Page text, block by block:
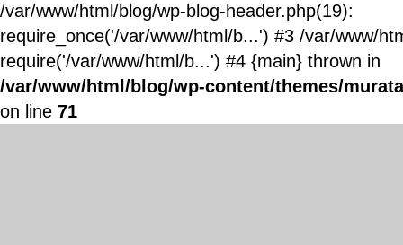
/var/www/html/blog/wp-blog-header.php(19):
require_once('/var/www/html/b...') #3 /var/www/
require('/var/www/html/b...') #4 {main} thrown in
/var/www/html/blog/wp-content/themes/
on line 71